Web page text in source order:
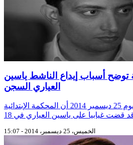
توضح أسباب إيداع الناشط ياسين
العياري السجن
أعلنت النيابة العسكرية اليوم 25 ديسمبر 2014 أن المحكمة الإبتدائية
الخميس، 25 ديسمبر، 2014 - 15:07